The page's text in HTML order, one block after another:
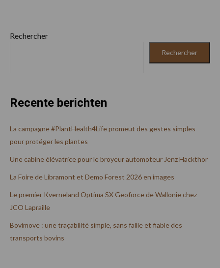
Rechercher
Rechercher
Recente berichten
La campagne #PlantHealth4Life promeut des gestes simples
pour protéger les plantes
Une cabine élévatrice pour le broyeur automoteur Jenz Hackthor
La Foire de Libramont et Demo Forest 2026 en images
Le premier Kverneland Optima SX Geoforce de Wallonie chez
JCO Lapraille
Bovimove : une traçabilité simple, sans faille et fiable des
transports bovins